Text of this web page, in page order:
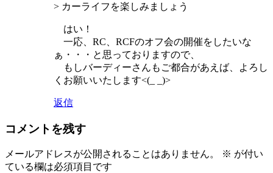
> カーライフを楽しみましょう
はい！
一応、RC、RCFのオフ会の開催をしたいな
ぁ・・・と思っておりますので、
もしバーディーさんもご都合があえば、よろし
くお願いいたします<(_ _)>
返信
コメントを残す
メールアドレスが公開されることはありません。 ※ が付い
ている欄は必須項目です